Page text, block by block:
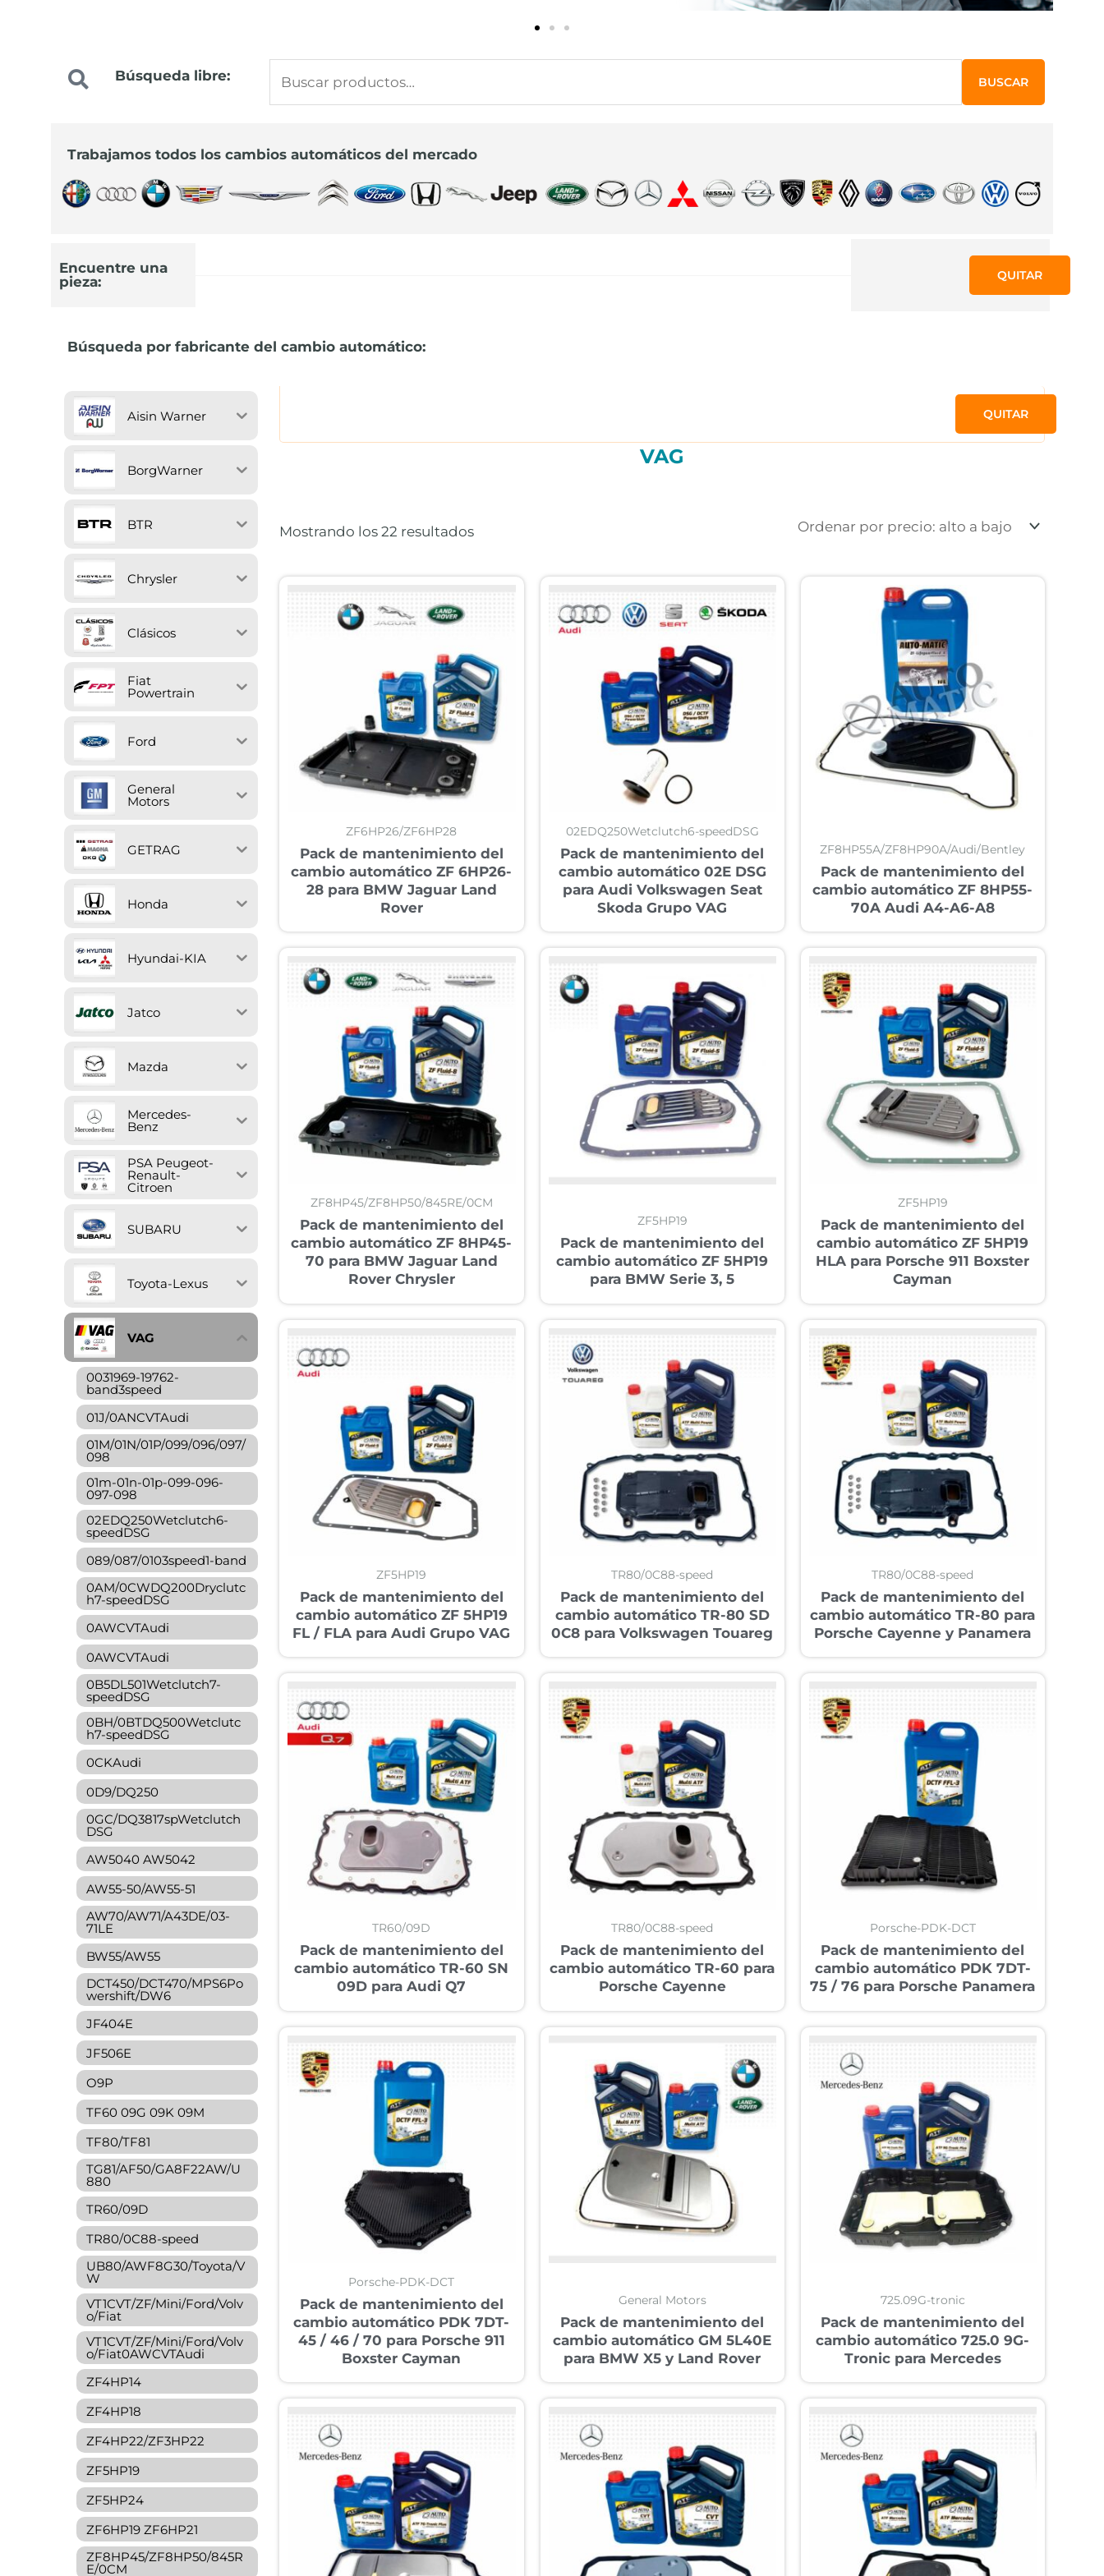
Precios especiales
91 644 44 22
Búsqueda libre: BUSCAR
Trabajamos todos los cambios automáticos del mercado
Encuentre una
pieza:
QUITAR
Búsqueda por fabricante del cambio automático:
Aisin Warner
BorgWarner
BTR
Chrysler
Clásicos
Fiat
Powertrain
Ford
General
Motors
GETRAG
Honda
Hyundai-KIA
Jatco
Mazda
Mercedes-
Benz
PSA Peugeot-
Renault-
Citroen
SUBARU
Toyota-Lexus
VAG
0031969-19762-
band3speed
01J/0ANCVTAudi
01M/01N/01P/099/096/097/
098
01m-01n-01p-099-096-
097-098
02EDQ250Wetclutch6-
speedDSG
089/087/0103speed1-band
0AM/0CWDQ200Dryclutc
h7-speedDSG
0AWCVTAudi
0AWCVTAudi
0B5DL501Wetclutch7-
speedDSG
0BH/0BTDQ500Wetclutc
h7-speedDSG
0CKAudi
0D9/DQ250
0GC/DQ3817spWetclutch
DSG
AW5040 AW5042
AW55-50/AW55-51
AW70/AW71/A43DE/03-
71LE
BW55/AW55
DCT450/DCT470/MPS6Po
wershift/DW6
JF404E
JF506E
O9P
TF60 09G 09K 09M
TF80/TF81
TG81/AF50/GA8F22AW/U
880
TR60/09D
TR80/0C88-speed
UB80/AWF8G30/Toyota/V
W
VT1CVT/ZF/Mini/Ford/Volv
o/Fiat
VT1CVT/ZF/Mini/Ford/Volv
o/Fiat0AWCVTAudi
ZF4HP14
ZF4HP18
ZF4HP22/ZF3HP22
ZF5HP19
ZF5HP24
ZF6HP19 ZF6HP21
ZF8HP45/ZF8HP50/845R
E/0CM
QUITAR
VAG
Mostrando los 22 resultadosalto
ZF6HP26/ZF6HP28
Pack de mantenimiento del
cambio automático ZF 6HP26-
28 para BMW Jaguar Land
Rover
02EDQ250Wetclutch6-speedDSG
Pack de mantenimiento del
cambio automático 02E DSG
para Audi Volkswagen Seat
Skoda Grupo VAG
ZF8HP55A/ZF8HP90A/Audi/Bentley
Pack de mantenimiento del
cambio automático ZF 8HP55-
70A Audi A4-A6-A8
ZF8HP45/ZF8HP50/845RE/0CM
Pack de mantenimiento del
cambio automático ZF 8HP45-
70 para BMW Jaguar Land
Rover Chrysler
ZF5HP19
Pack de mantenimiento del
cambio automático ZF 5HP19
para BMW Serie 3, 5
ZF5HP19
Pack de mantenimiento del
cambio automático ZF 5HP19
HLA para Porsche 911 Boxster
Cayman
ZF5HP19
Pack de mantenimiento del
cambio automático ZF 5HP19
FL / FLA para Audi Grupo VAG
TR80/0C88-speed
Pack de mantenimiento del
cambio automático TR-80 SD
0C8 para Volkswagen Touareg
TR80/0C88-speed
Pack de mantenimiento del
cambio automático TR-80 para
Porsche Cayenne y Panamera
TR60/09D
Pack de mantenimiento del
cambio automático TR-60 SN
09D para Audi Q7
TR80/0C88-speed
Pack de mantenimiento del
cambio automático TR-60 para
Porsche Cayenne
Porsche-PDK-DCT
Pack de mantenimiento del
cambio automático PDK 7DT-
75 / 76 para Porsche Panamera
Porsche-PDK-DCT
Pack de mantenimiento del
cambio automático PDK 7DT-
45 / 46 / 70 para Porsche 911
Boxster Cayman
General Motors
Pack de mantenimiento del
cambio automático GM 5L40E
para BMW X5 y Land Rover
725.09G-tronic
Pack de mantenimiento del
cambio automático 725.0 9G-
Tronic para Mercedes